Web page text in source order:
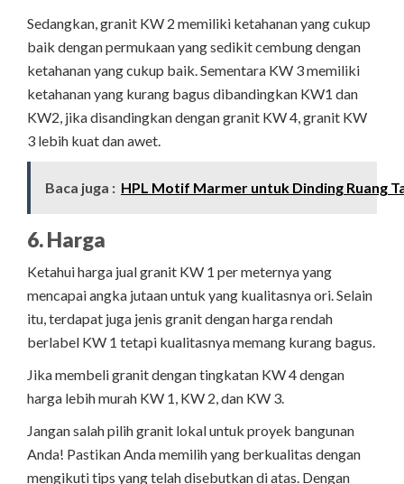
Sedangkan, granit KW 2 memiliki ketahanan yang cukup
baik dengan permukaan yang sedikit cembung dengan
ketahanan yang cukup baik. Sementara KW 3 memiliki
ketahanan yang kurang bagus dibandingkan KW1 dan
KW2, jika disandingkan dengan granit KW 4, granit KW
3 lebih kuat dan awet.
Baca juga : HPL Motif Marmer untuk Dinding Ruang
6. Harga
Ketahui harga jual granit KW 1 per meternya yang
mencapai angka jutaan untuk yang kualitasnya ori. Selain
itu, terdapat juga jenis granit dengan harga rendah
berlabel KW 1 tetapi kualitasnya memang kurang bagus.
Jika membeli granit dengan tingkatan KW 4 dengan
harga lebih murah KW 1, KW 2, dan KW 3.
Jangan salah pilih granit lokal untuk proyek bangunan
Anda! Pastikan Anda memilih yang berkualitas dengan
mengikuti tips yang telah disebutkan di atas. Dengan